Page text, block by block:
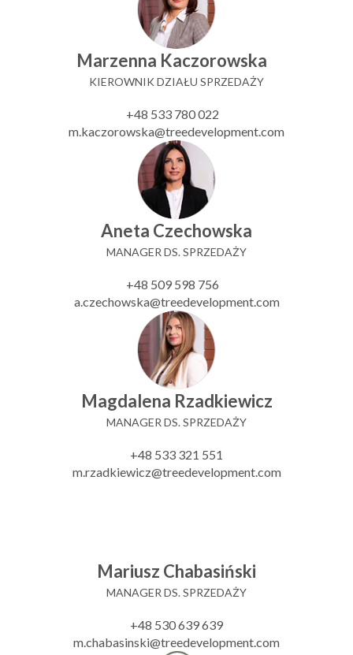
Marzenna Kaczorowska
KIEROWNIK DZIAŁU SPRZEDAŻY
+48 533 780 022
m.kaczorowska@treedevelopment.com
Aneta Czechowska
MANAGER DS. SPRZEDAŻY
+48 509 598 756
a.czechowska@treedevelopment.com
Magdalena Rzadkiewicz
MANAGER DS. SPRZEDAŻY
+48 533 321 551
m.rzadkiewicz@treedevelopment.com
Mariusz Chabasiński
MANAGER DS. SPRZEDAŻY
+48 530 639 639
m.chabasinski@treedevelopment.com